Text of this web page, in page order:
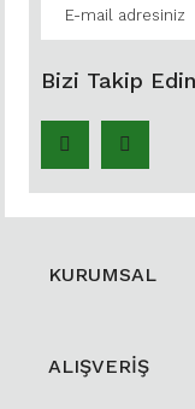
Bizi Takip Edin
KURUMSAL
ALIŞVERİŞ